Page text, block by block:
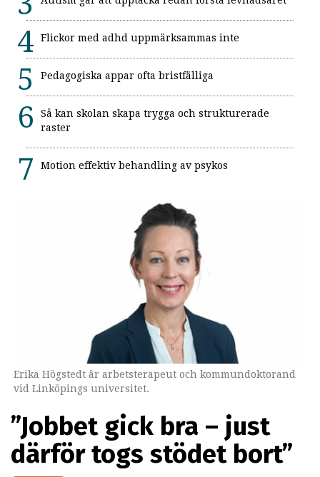
Flickor med adhd uppmärksammas inte
Pedagogiska appar ofta bristfälliga
Så kan skolan skapa trygga och strukturerade
raster
Motion effektiv behandling av psykos
Erika Högstedt är arbetsterapeut och kommundoktorand
vid Linköpings universitet.
”Jobbet gick bra – just
därför togs stödet bort”